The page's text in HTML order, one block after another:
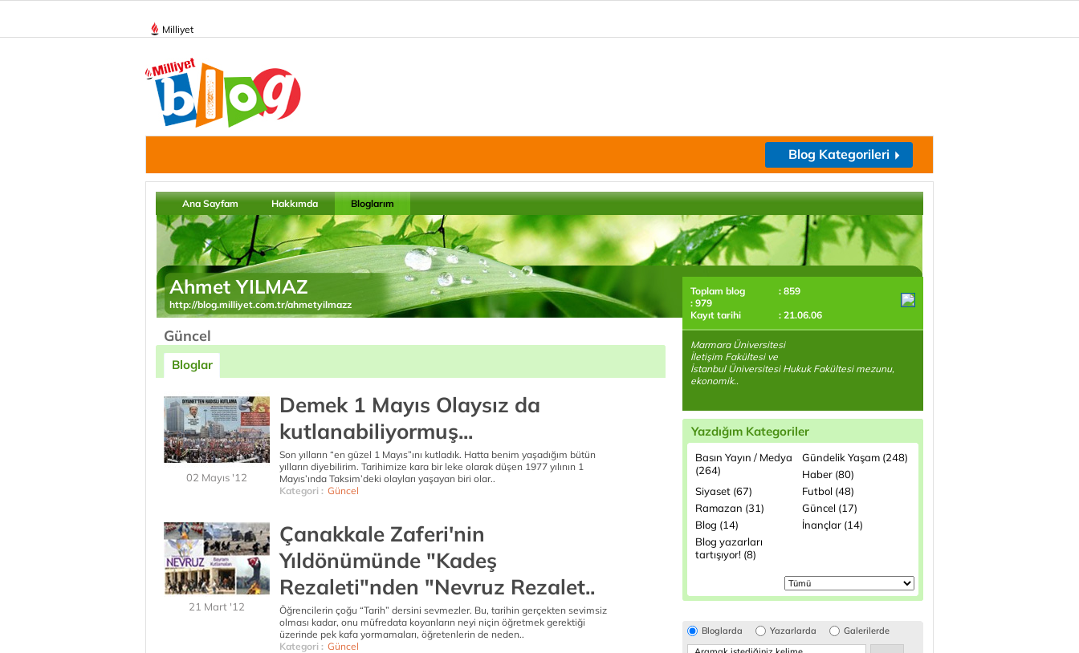
Milliyet
Blog Kategorileri
Ana Sayfam Hakkımda Bloglarım
Ahmet YILMAZ
http://blog.milliyet.com.tr/ahmetyilmazz
Güncel
Bloglar
02 Mayıs '12
Demek 1 Mayıs Olaysız da
kutlanabiliyormuş...
Son yılların “en güzel 1 Mayıs”ını kutladık. Hatta benim yaşadığım bütün
yılların diyebilirim. Tarihimize kara bir leke olarak düşen 1977 yılının 1
Mayıs’ında Taksim’deki olayları yaşayan biri olar..
Kategori : Güncel
21 Mart '12
Çanakkale Zaferi'nin
Yıldönümünde "Kadeş
Rezaleti"nden "Nevruz Rezalet..
Öğrencilerin çoğu “Tarih” dersini sevmezler. Bu, tarihin gerçekten sevimsiz
olması kadar, onu müfredata koyanların neyi niçin öğretmek gerektiği
üzerinde pek kafa yormamaları, öğretenlerin de neden..
Kategori : Güncel
Toplam blog
: 859
: 979
Kayıt tarihi
: 21.06.06
Marmara Üniversitesi
İletişim Fakültesi ve
İstanbul Üniversitesi Hukuk Fakültesi mezunu,
ekonomik..
Yazdığım Kategoriler
Basın Yayın / Medya
(264)
Gündelik Yaşam (248)
Haber (80)
Siyaset (67)
Futbol (48)
Ramazan (31)
Güncel (17)
Blog (14)
İnançlar (14)
Blog yazarları
tartışıyor! (8)
Bloglarda Yazarlarda Galerilerde